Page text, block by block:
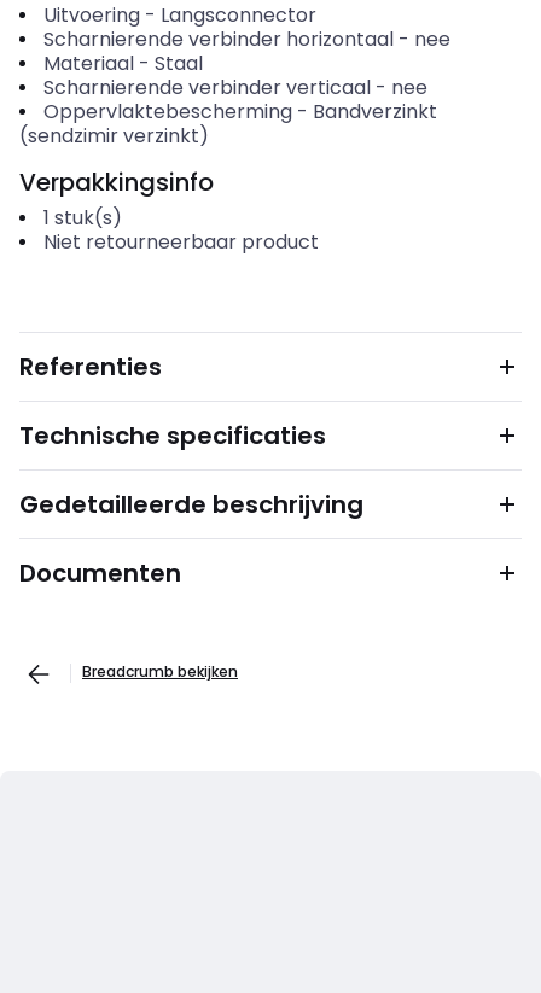
Uitvoering- Langsconnector
Scharnierende verbinder horizontaal- nee
Materiaal- Staal
Scharnierende verbinder verticaal- nee
Oppervlaktebescherming- Bandverzinkt
(sendzimir verzinkt)
Verpakkingsinfo
1 stuk(s)
Niet retourneerbaar product
Referenties
Technische specificaties
Gedetailleerde beschrijving
Documenten
Breadcrumb bekijken